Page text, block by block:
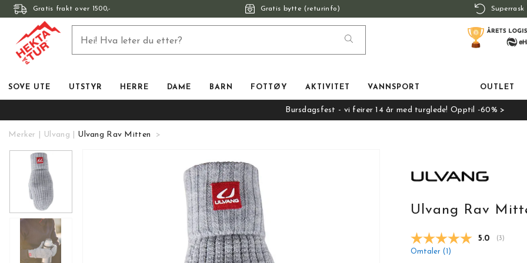
Gratis frakt over 1500,- Gratis bytte (returinfo) Superrask
SOVE UTE UTSTYR HERRE DAME BARN FOTTØY AKTIVITET VANNSPORT OUTLET
Bursdagsfest - vi feirer 14 år med turglede! Opptil -60% >
Merker Ulvang Ulvang Rav Mitten
Ulvang Rav
5.0 (stemmer:
3)
Omtaler ( )